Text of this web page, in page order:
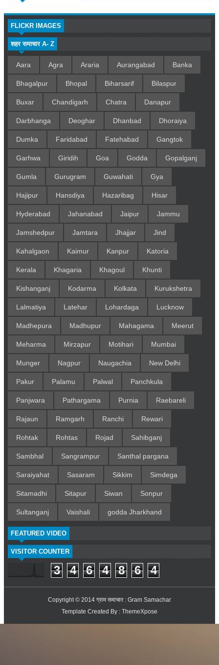
FLICKR IMAGES
शहर समाचार A- Z
Aara Agra Araria Aurangabad Banka
Bhagalpur Bhopal Biharsarif Bilaspur
Buxar Chandigarh Chatra Danapur
Darbhanga Deoghar Dhanbad Dhoraiya
Dumka Faridabad Fatehabad Gangtok
Garhwa Giridih Goa Godda Gopalganj
Gumla Gurugram Guwahati Gya
Hajipur Hansdiya Hazaribag Hisar
Hyderabad Jahanabad Jaipur Jammu
Jamshedpur Jamtara Jhajjar Jind
Kahalgaon Kaimur Kanpur Katoria
Kerala Khagaria Khagoul Khunti
Kishanganj Kodarma Kolkata Kurukshetra
Lalmatiya Latehar Lohardaga Lucknow
Madhepura Madhupur Mahagama Meerut
Meharma Mirzapur Motihari Mumbai
Munger Nagpur Naugachia New Delhi
Pakur Palamu Palwal Panchkula
Panjwara Pathargama Purnia Raebareli
Rajaun Ramgarh Ranchi Rewari
Rohtak Rohtas Rojad Sahibganj
Sambhal Sangrampur Santhal pargana
Saraiyahat Sasaram Sikkim Simdega
Sitamadhi Sitapur Siwan Sonpur
Sultanganj Vaishali godda Jharkhand
FEATURED VIDEO
VISITOR COUNTER
3 4 6 4 8 6 4
Copyright © 2014 ग्राम समाचार : Gram Samachar
Template Created By : ThemeXpose